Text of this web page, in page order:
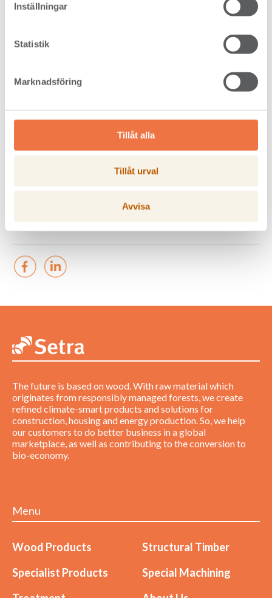
Inställningar
Statistik
Marknadsföring
Tillåt alla
Tillåt urval
Avvisa
Please accept cookies to be able to see
Change cookie settings
The future is based on wood. With raw material which
originates from responsibly managed forests, we create
refined climate-smart products and solutions for
construction, housing and energy production. So, we help
our customers to do better business in a global
marketplace, as well as contributing to the conversion to
bio-economy.
Menu
Wood Products
Structural Timber
Specialist Products
Special Machining